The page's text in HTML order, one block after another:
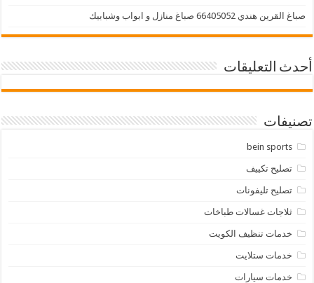
صباغ القرين هندي 66405052 صباغ منازل و ابواب وشبابيك
أحدث التعليقات
تصنيفات
bein sports
تصليح تكييف
تصليح تليفونات
ثلاجات غسالات طباخات
خدمات تنظيف الكويت
خدمات ستلايت
خدمات سيارات